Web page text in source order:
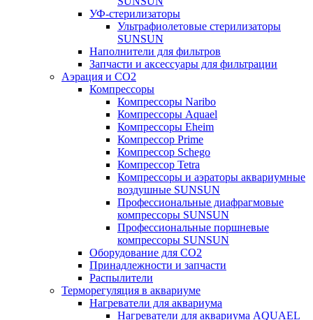
УФ-стерилизаторы
Ультрафиолетовые стерилизаторы
SUNSUN
Наполнители для фильтров
Запчасти и аксессуары для фильтрации
Аэрация и CO2
Компрессоры
Компрессоры Naribo
Компрессоры Aquael
Компрессоры Eheim
Компрессор Prime
Компрессор Schego
Компрессор Tetra
Компрессоры и аэраторы аквариумные
воздушные SUNSUN
Профессиональные диафрагмовые
компрессоры SUNSUN
Профессиональные поршневые
компрессоры SUNSUN
Оборудование для CO2
Принадлежности и запчасти
Распылители
Терморегуляция в аквариуме
Нагреватели для аквариума
Нагреватели для аквариума AQUAEL